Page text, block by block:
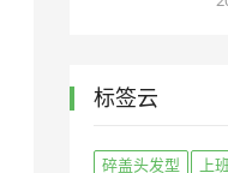
标签云
碎盖头发型 上